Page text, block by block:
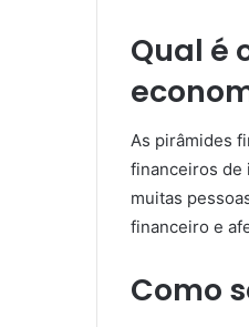
Qual é
As pirâmides
financeiros de
muitas
financeiro e
Como